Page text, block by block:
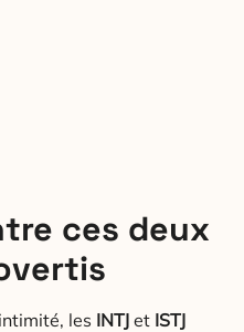
ces deux
les INTJ et ISTJ